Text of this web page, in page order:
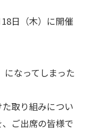
日（木）に開催
になってしまった
取り組みについ
ご出席の皆様で